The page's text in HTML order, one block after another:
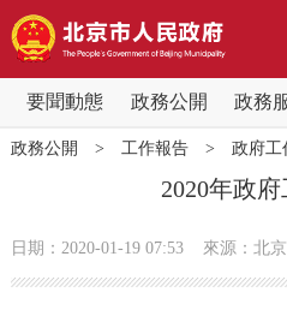
要聞動態 政務公開 政務
要聞動態
黨中央精神 國務院
政務公開 > 工作報告> 政府工
2020年政
日期：2020-01-19 07:53 來源：北